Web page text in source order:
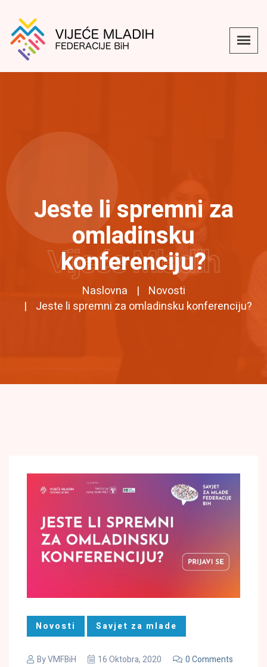
Jeste li spremni za
omladinsku
konferenciju?
Naslovna
Novosti
Jeste li spremni za omladinsku konferenciju?
Vijeće Mladih
Novosti Savjet za mlade
ByVMFBiH 16 Oktobra, 2020 0 Comments